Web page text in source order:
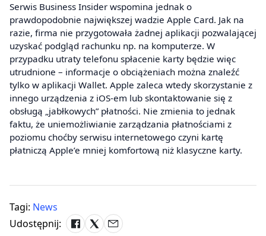
Serwis Business Insider wspomina jednak o
prawdopodobnie największej wadzie Apple Card. Jak na
razie, firma nie przygotowała żadnej aplikacji pozwalającej
uzyskać podgląd rachunku np. na komputerze. W
przypadku utraty telefonu spłacenie karty będzie więc
utrudnione – informacje o obciążeniach można znaleźć
tylko w aplikacji Wallet. Apple zaleca wtedy skorzystanie z
innego urządzenia z iOS-em lub skontaktowanie się z
obsługą „jabłkowych” płatności. Nie zmienia to jednak
faktu, że uniemożliwianie zarządzania płatnościami z
poziomu choćby serwisu internetowego czyni kartę
płatniczą Apple’e mniej komfortową niż klasyczne karty.
Tagi: News
Udostępnij: